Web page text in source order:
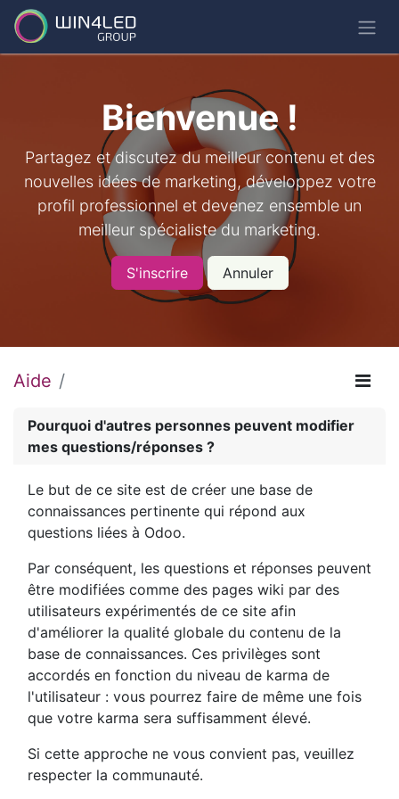
Bienvenue !
Partagez et discutez du meilleur contenu et des
nouvelles idées de marketing, développez votre
profil professionnel et devenez ensemble un
meilleur spécialiste du marketing.
S'inscrire Annuler
Aide
Pourquoi d'autres personnes peuvent modifier
mes questions/réponses ?
Le but de ce site est de créer une base de
connaissances pertinente qui répond aux
questions liées à Odoo.
Par conséquent, les questions et réponses peuvent
être modifiées comme des pages wiki par des
utilisateurs expérimentés de ce site afin
d'améliorer la qualité globale du contenu de la
base de connaissances. Ces privilèges sont
accordés en fonction du niveau de karma de
l'utilisateur : vous pourrez faire de même une fois
que votre karma sera suffisamment élevé.
Si cette approche ne vous convient pas, veuillez
respecter la communauté.